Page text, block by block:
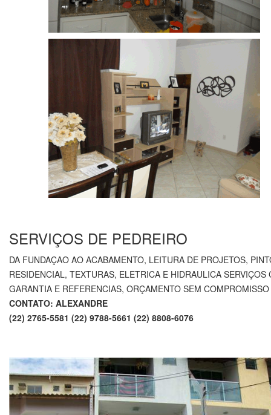
SERVIÇOS DE PEDREIRO
DA FUNDAÇAO AO ACABAMENTO, LEITURA DE PROJETOS,
RESIDENCIAL, TEXTURAS, ELETRICA E HIDRAULICA SERVIÇOS
GARANTIA E REFERENCIAS, ORÇAMENTO SEM COMPROMISSO
CONTATO: ALEXANDRE
(22) 2765-5581 (22) 9788-5661 (22) 8808-6076